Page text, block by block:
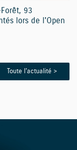
93
lors de l'Open
Toute l'actualité >